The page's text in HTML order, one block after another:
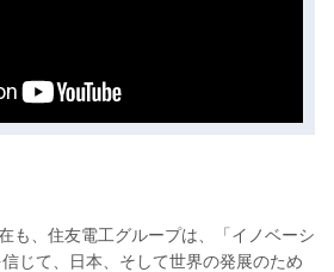
も、住友電工グループは、「イノベーシ
じて、日本、そして世界の発展のため